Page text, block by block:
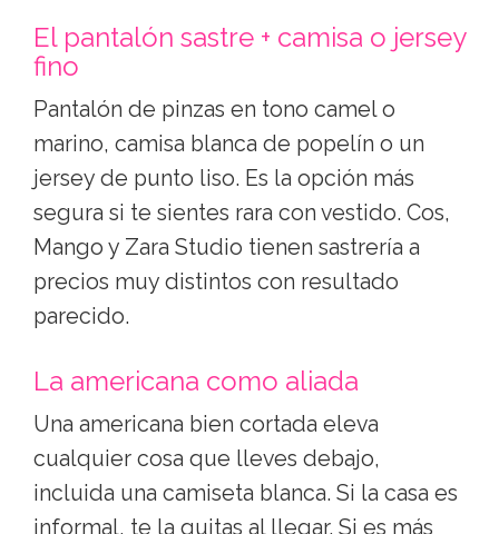
El pantalón sastre + camisa o jersey
fino
Pantalón de pinzas en tono camel o
marino, camisa blanca de popelín o un
jersey de punto liso. Es la opción más
segura si te sientes rara con vestido. Cos,
Mango y Zara Studio tienen sastrería a
precios muy distintos con resultado
parecido.
La americana como aliada
Una americana bien cortada eleva
cualquier cosa que lleves debajo,
incluida una camiseta blanca. Si la casa es
informal, te la quitas al llegar. Si es más